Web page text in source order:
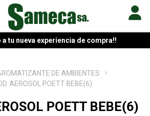
a tu nueva experiencia de compra!!
DE AMBIENTES
AEROSOL POETT BEBE(6)
POETT BEBE(6)